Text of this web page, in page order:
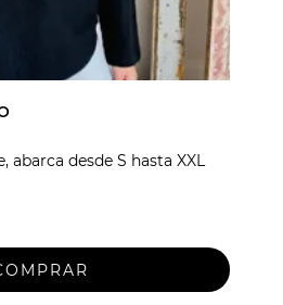
abarca desde S hasta XXL